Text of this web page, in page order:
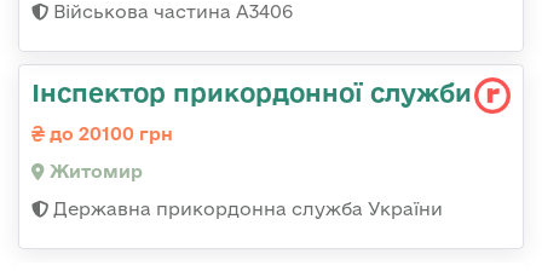
Військова частина А3406
Інспектор прикордонної служби
до 20100 грн
Житомир
Державна прикордонна служба України